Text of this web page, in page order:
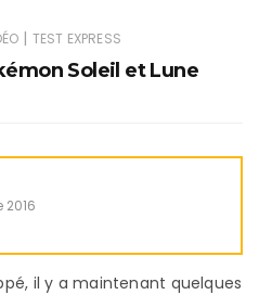
| TEST EXPRESS
Soleil et Lune
2016
il y a maintenant quelques